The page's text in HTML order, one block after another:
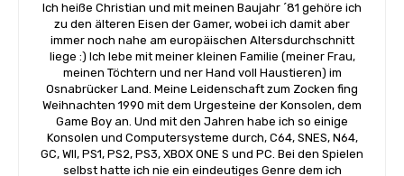
Ich heiße Christian und mit meinen Baujahr ´81 gehöre ich
zu den älteren Eisen der Gamer, wobei ich damit aber
immer noch nahe am europäischen Altersdurchschnitt
liege :) Ich lebe mit meiner kleinen Familie (meiner Frau,
meinen Töchtern und ner Hand voll Haustieren) im
Osnabrücker Land. Meine Leidenschaft zum Zocken fing
Weihnachten 1990 mit dem Urgesteine der Konsolen, dem
Game Boy an. Und mit den Jahren habe ich so einige
Konsolen und Computersysteme durch, C64, SNES, N64,
GC, WII, PS1, PS2, PS3, XBOX ONE S und PC. Bei den Spielen
selbst hatte ich nie ein eindeutiges Genre dem ich